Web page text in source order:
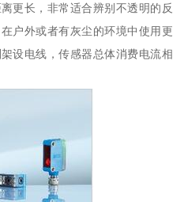
更长，非常适合辨别不透明的反
户外或者有灰尘的环境中使用更
设电线，传感器总体消费电流相